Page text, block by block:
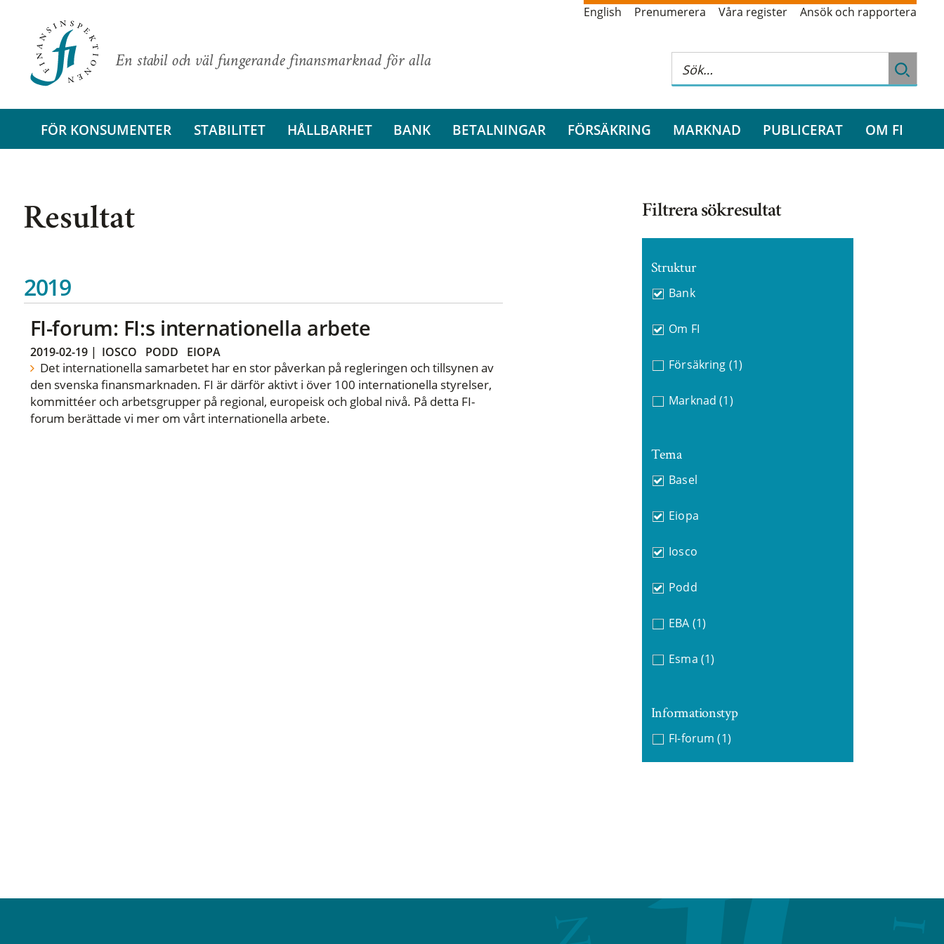
En stabil och väl fungerande finansmarknad för alla
English Prenumerera Våra register Ansök och rapportera
FÖR KONSUMENTER STABILITET HÅLLBARHET BANK BETALNINGAR FÖRSÄKRING MARKNAD PUBLICERAT OM FI
Resultat
2019
FI-forum: FI:s internationella arbete
2019-02-19| IOSCO PODD EIOPA
Det internationella samarbetet har en stor påverkan på regleringen och tillsynen av
den svenska finansmarknaden. FI är därför aktivt i över 100 internationella styrelser,
kommittéer och arbetsgrupper på regional, europeisk och global nivå. På detta FI-
forum berättade vi mer om vårt internationella arbete.
Filtrera sökresultat
Struktur
Bank
Om FI
Försäkring (1)
Marknad (1)
Tema
Basel
Eiopa
Iosco
Podd
EBA (1)
Esma (1)
Informationstyp
FI-forum (1)